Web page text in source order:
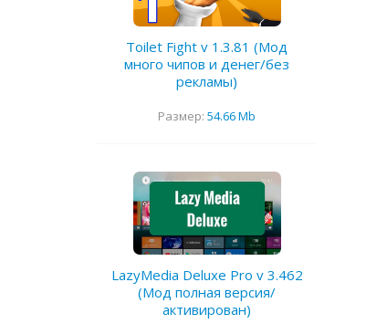
Toilet Fight v 1.3.81 (Мод
много чипов и денег/без
рекламы)
Размер: 54.66 Mb
LazyMedia Deluxe Pro v 3.462
(Мод полная версия/
активирован)